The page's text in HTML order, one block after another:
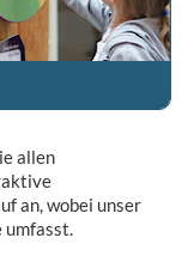
allen
an, wobei unser
umfasst.